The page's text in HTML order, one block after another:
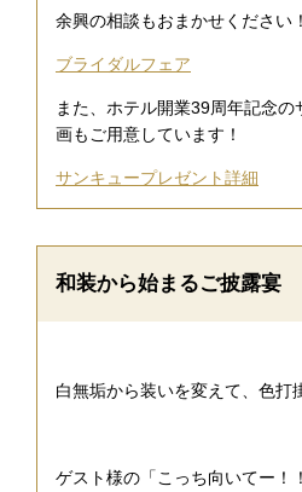
余興の相談もおまかせください！
ブライダルフェア
また、ホテル開業39周年記念
画もご用意しています！
サンキュープレゼント詳細
和装から始まるご披露宴
白無垢から装いを変えて、色打
ゲスト様の「こっち向いてー！